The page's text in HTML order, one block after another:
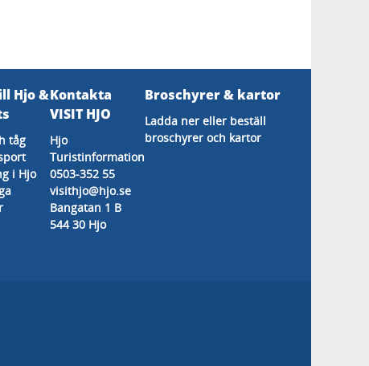
Hjo &
tåg
i Hjo
Kontakta
VISIT HJO
Hjo
Turistinformation
0503-352 55
visithjo@hjo.se
Bangatan 1 B
544 30 Hjo
Broschyrer & kartor
Ladda ner eller beställ
broschyrer och kartor